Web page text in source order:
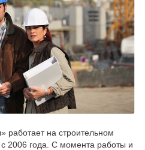
на строительном
2006 года. С момента работы и